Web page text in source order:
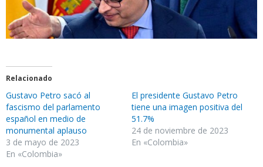
Relacionado
Gustavo Petro sacó al
fascismo del parlamento
español en medio de
monumental aplauso
3 de mayo de 2023
En «Colombia»
El presidente Gustavo Petro
tiene una imagen positiva del
51.7%
24 de noviembre de 2023
En «Colombia»